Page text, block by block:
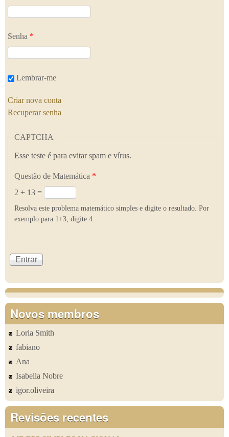
Senha *
Lembrar-me
Criar nova conta
Recuperar senha
CAPTCHA
Esse teste é para evitar spam e vírus.
Questão de Matemática *
2 + 13 =
Resolva este problema matemático simples e digite o resultado. Por
exemplo para 1+3, digite 4.
Novos membros
Loria Smith
fabiano
Ana
Isabella Nobre
igor.oliveira
Revisões recentes